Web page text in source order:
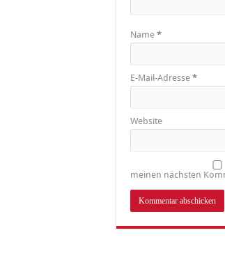
Name *
E-Mail-Adresse *
Website
meinen nächsten